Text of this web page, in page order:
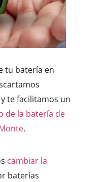
tu batería en
te facilitamos un
de la batería de
.
cambiar la
baterías